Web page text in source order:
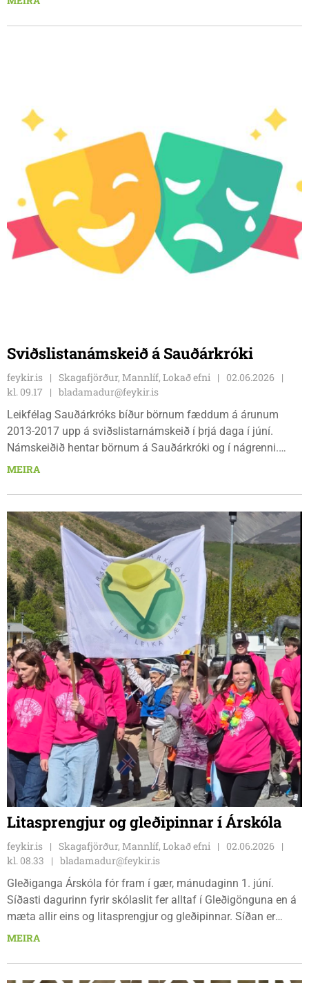
urðunarstaðarins nær yfir mestallt Norðurland.
Sviðslistanámskeið á Sauðárkróki
feykir.is Skagafjörður, Mannlíf, Lokað efni
02.06.2026
kl. 09.17
bladamadur@feykir.is
Leikfélag Sauðárkróks bíður börnum fæddum á árunum
2013-2017 upp á sviðslistarnámskeið í þrjá daga í júní.
Námskeiðið hentar börnum á Sauðárkróki og í nágrenni.
Þetta stórskemmtilega námskeið endar með sýningu á 17.
MEIRA
Litasprengjur og gleðipinnar í Árskóla
feykir.is Skagafjörður, Mannlíf, Lokað efni
02.06.2026
kl. 08.33
bladamadur@feykir.is
Gleðiganga Árskóla fór fram í gær, mánudaginn 1. júní.
Síðasti dagurinn fyrir skólaslit fer alltaf í Gleðigönguna en á
mæta allir eins og litasprengjur og gleðipinnar. Síðan er
labbað um bæinn með tónlist og það er mikið fjör.
MEIRA